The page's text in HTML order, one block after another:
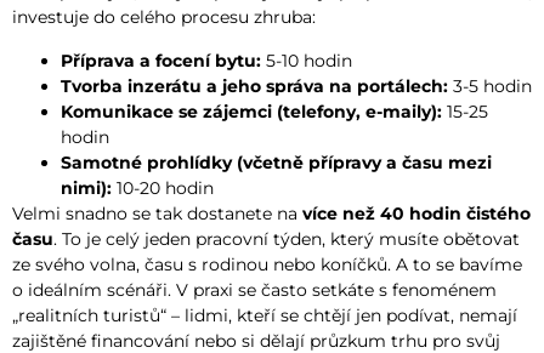
investuje do celého procesu zhruba:
Příprava a focení bytu: 5-10 hodin
Tvorba inzerátu a jeho správa na portálech: 3-5 hodin
Komunikace se zájemci (telefony, e-maily): 15-25
hodin
Samotné prohlídky (včetně přípravy a času mezi
nimi): 10-20 hodin
Velmi snadno se tak dostanete na více než 40 hodin čistého
času. To je celý jeden pracovní týden, který musíte obětovat
ze svého volna, času s rodinou nebo koníčků. A to se bavíme
o ideálním scénáři. V praxi se často setkáte s fenoménem
„realitních turistů“ – lidmi, kteří se chtějí jen podívat, nemají
zajištěné financování nebo si dělají průzkum trhu pro svůj